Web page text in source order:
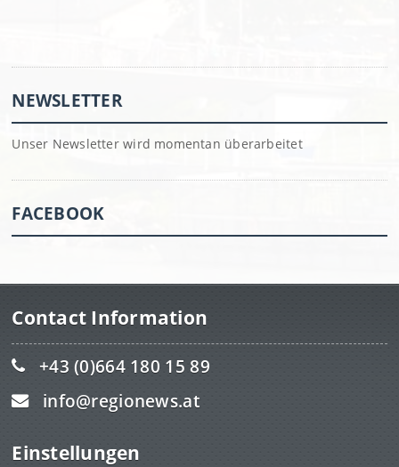
NEWSLETTER
Unser Newsletter wird momentan überarbeitet
FACEBOOK
Contact Information
+43 (0)664 180 15 89
info@regionews.at
Einstellungen